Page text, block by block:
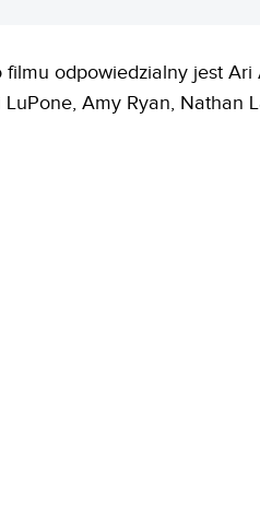
odpowiedzialny jest Ari
Amy Ryan, Nathan